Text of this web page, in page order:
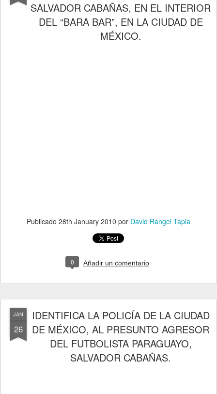
SALVADOR CABAÑAS, EN EL INTERIOR
DEL “BARA BAR”, EN LA CIUDAD DE
MÉXICO.
Publicado 26th January 2010 por David Rangel Tapia
0 Añadir un comentario
JAN
26
IDENTIFICA LA POLICÍA DE LA CIUDAD
DE MÉXICO, AL PRESUNTO AGRESOR
DEL FUTBOLISTA PARAGUAYO,
SALVADOR CABAÑAS.